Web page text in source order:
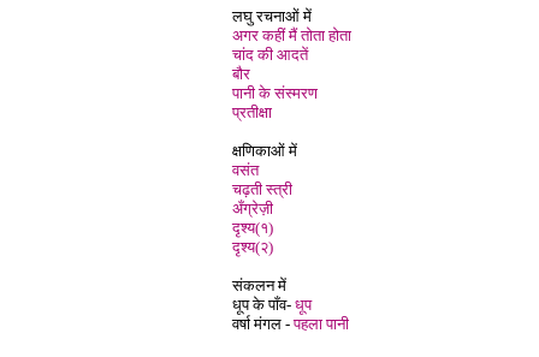
लघु रचनाओं में
अगर कहीं मैं तोता होता
चांद की आदतें
बौर
पानी के संस्मरण
प्रतीक्षा
क्षणिकाओं में
वसंत
चढ़ती स्त्री
अँग्रेज़ी
दृश्य(१)
दृश्य(२)
संकलन में
धूप के पाँव- धूप
वर्षा मंगल -पहला पानी